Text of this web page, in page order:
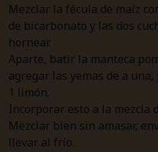
Mezclar la fécula de maíz
de bicarbonato y las dos
hornear.
Aparte, batir la manteca
agregar las yemas de a
1 limón.
Incorporar esto a la mezcla
Mezclar bien sin amasar,
llevar al frío.